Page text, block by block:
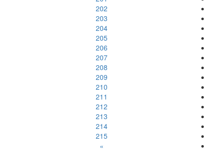
202
203
204
205
206
207
208
209
210
211
212
213
214
215
»